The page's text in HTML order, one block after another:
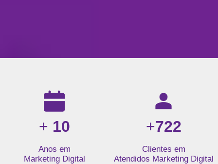
Resultados da nossa agência de marketing digital: mais
+ 10
Anos em
Marketing Digital
+722
Clientes em
Atendidos Marketing Digital